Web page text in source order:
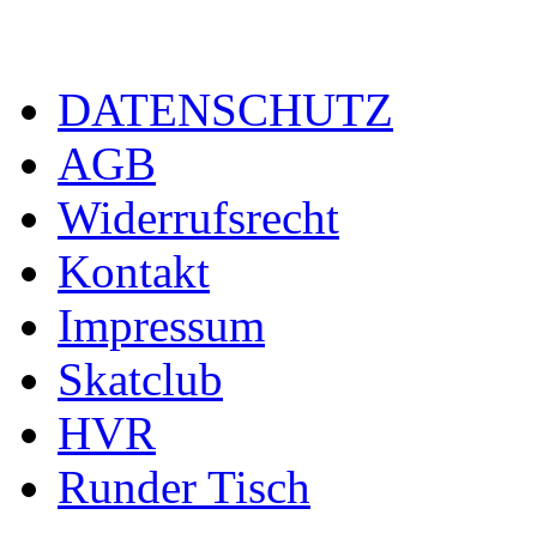
DATENSCHUTZ
AGB
Widerrufsrecht
Kontakt
Impressum
Skatclub
HVR
Runder Tisch